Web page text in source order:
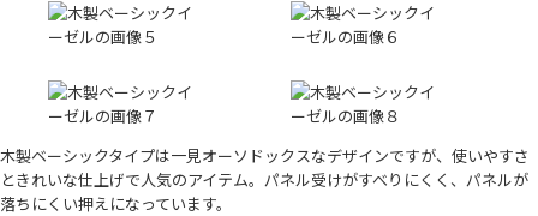
木製ベーシックタイプは一見オーソドックスなデザインですが、使いやすさ
ときれいな仕上げで人気のアイテム。パネル受けがすべりにくく、パネルが
落ちにくい押えになっています。